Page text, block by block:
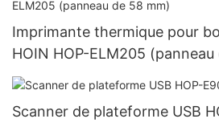
Imprimante thermique pour
HOIN HOP-ELM205
Scanner de plateforme USB